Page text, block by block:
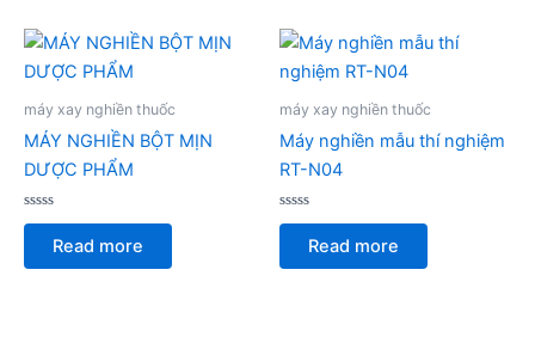
máy xay nghiền thuốc
MÁY NGHIỀN BỘT MỊN
DƯỢC PHẨM
Rated
of
Read more
máy xay nghiền thuốc
Máy nghiền mẫu thí nghiệm
RT-N04
Rated
of
Read more